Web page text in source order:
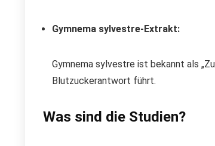
Gymnema sylvestre-Extrakt:
Gymnema sylvestre ist bekannt als
Blutzuckerantwort führt.
Was sind die Studien?